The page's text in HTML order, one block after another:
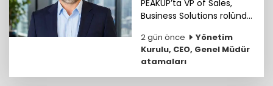
PEAKUP’ta VP of Sales,
Business Solutions rolünde
Tansu Tüyel, bundan
sonra görevine Chief
Revenue Officer (CRO)
olarak devam edecek.
2 gün önce
Yönetim
Kurulu, CEO, Genel Müdür
atamaları